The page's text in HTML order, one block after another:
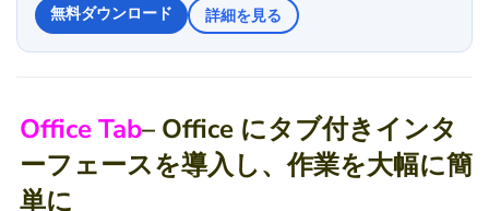
無料ダウンロード
詳細を見る
Office Tab– Office にタブ付きインタ
ーフェースを導入し、作業を大幅に簡
単に